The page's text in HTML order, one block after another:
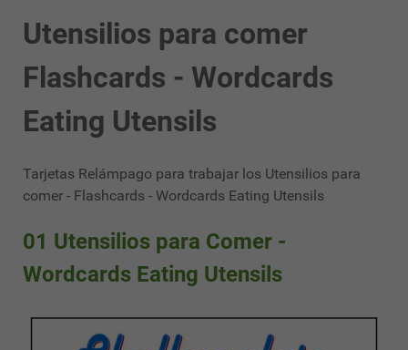
Utensilios para comer
Flashcards - Wordcards
Eating Utensils
Tarjetas Relámpago para trabajar los Utensilios para
comer - Flashcards - Wordcards Eating Utensils
01 Utensilios para Comer -
Wordcards Eating Utensils